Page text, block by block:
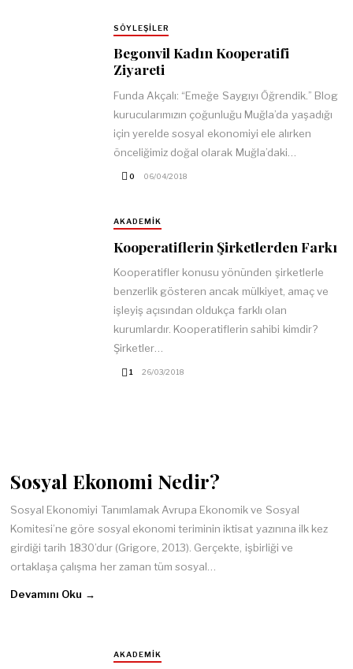
SÖYLEŞILER
Begonvil Kadın Kooperatifi
Ziyareti
Funda Akçalı: “Emeğe Saygıyı Öğrendik.” Blog
kurucularımızın çoğunluğu Muğla’da yaşadığı
için yerelde sosyal ekonomiyi ele alırken
önceliğimiz doğal olarak Muğla’daki…
0 06/04/2018
AKADEMIK
Kooperatiflerin Şirketlerden Farkı
Kooperatifler konusu yönünden şirketlerle
benzerlik gösteren ancak mülkiyet, amaç ve
işleyiş açısından oldukça farklı olan
kurumlardır. Kooperatiflerin sahibi kimdir?
Şirketler…
1 26/03/2018
Sosyal Ekonomi Nedir?
Sosyal Ekonomiyi Tanımlamak Avrupa Ekonomik ve Sosyal
Komitesi’ne göre sosyal ekonomi teriminin iktisat yazınına ilk kez
girdiği tarih 1830’dur (Grigore, 2013). Gerçekte, işbirliği ve
ortaklaşa çalışma her zaman tüm sosyal…
Devamını Oku →
AKADEMIK